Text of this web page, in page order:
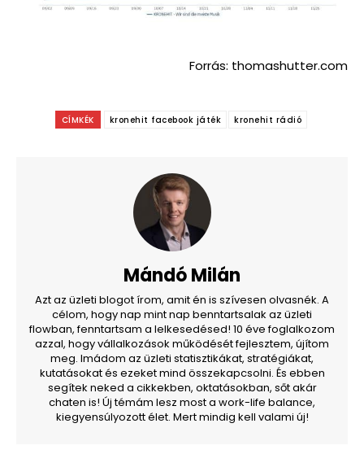
Forrás: thomashutter.com
CÍMKÉK kronehit facebook játék kronehit rádió
Mándó Milán
Azt az üzleti blogot írom, amit én is szívesen olvasnék. A
célom, hogy nap mint nap benntartsalak az üzleti
flowban, fenntartsam a lelkesedésed! 10 éve foglalkozom
azzal, hogy vállalkozások működését fejlesztem, újítom
meg. Imádom az üzleti statisztikákat, stratégiákat,
kutatásokat és ezeket mind összekapcsolni. És ebben
segítek neked a cikkekben, oktatásokban, sőt akár
chaten is! Új témám lesz most a work-life balance,
kiegyensúlyozott élet. Mert mindig kell valami új!